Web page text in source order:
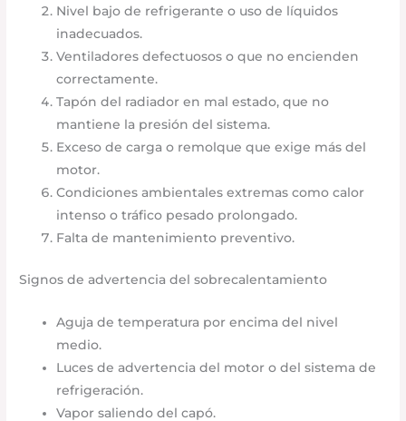
Nivel bajo de refrigerante o uso de líquidos
inadecuados.
Ventiladores defectuosos o que no encienden
correctamente.
Tapón del radiador en mal estado, que no
mantiene la presión del sistema.
Exceso de carga o remolque que exige más del
motor.
Condiciones ambientales extremas como calor
intenso o tráfico pesado prolongado.
Falta de mantenimiento preventivo.
Signos de advertencia del sobrecalentamiento
Aguja de temperatura por encima del nivel
medio.
Luces de advertencia del motor o del sistema de
refrigeración.
Vapor saliendo del capó.